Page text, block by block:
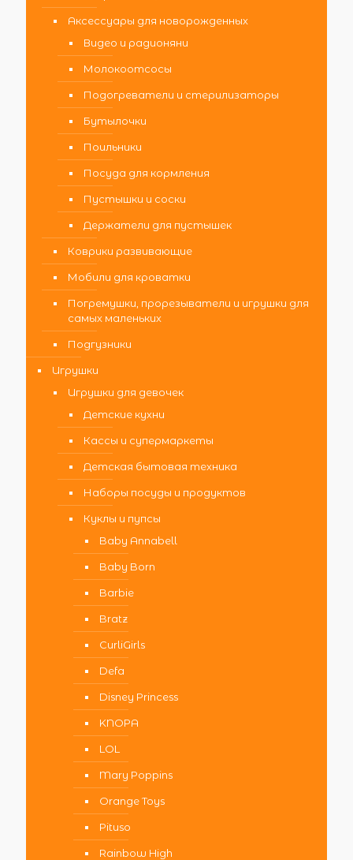
Аксессуары для новорожденных
Видео и радионяни
Молокоотсосы
Подогреватели и стерилизаторы
Бутылочки
Поильники
Посуда для кормления
Пустышки и соски
Держатели для пустышек
Коврики развивающие
Мобили для кроватки
Погремушки, прорезыватели и игрушки для
самых маленьких
Подгузники
Игрушки
Игрушки для девочек
Детские кухни
Кассы и супермаркеты
Детская бытовая техника
Наборы посуды и продуктов
Куклы и пупсы
Baby Annabell
Baby Born
Barbie
Bratz
CurliGirls
Defa
Disney Princess
KNOPA
LOL
Mary Poppins
Orange Toys
Pituso
Rainbow High